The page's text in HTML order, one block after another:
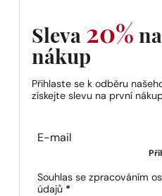
Sleva 20%
nákup
Přihlaste se k odběru
získejte slevu na první
Section
Souhlas se zpracováním
údajů *